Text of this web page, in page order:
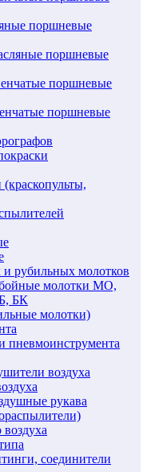
поршневые
поршневые
поршневые
поршневые
рубильных молотков
молотки МО,
БК
молотки)
пневмоинструмента
воздуха
рукава
соединители